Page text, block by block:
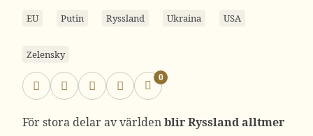
EU Putin Ryssland Ukraina USA
Zelensky
0
För stora delar av världenblir Ryssland alltmer